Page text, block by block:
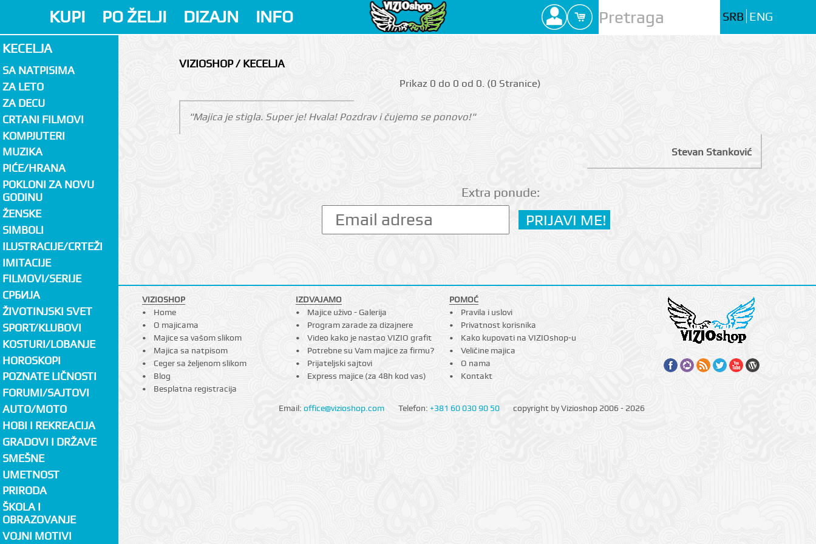
KUPI PO ŽELJI DIZAJN INFO SRB ENG
KECELJA
SA NATPISIMA
ZA LETO
ZA DECU
CRTANI FILMOVI
KOMPJUTERI
MUZIKA
PIĆE/HRANA
POKLONI ZA NOVU
GODINU
ŽENSKE
SIMBOLI
ILUSTRACIJE/CRTEŽI
IMITACIJE
FILMOVI/SERIJE
СРБИЈА
ŽIVOTINJSKI SVET
SPORT/KLUBOVI
KOSTURI/LOBANJE
HOROSKOPI
POZNATE LIČNOSTI
FORUMI/SAJTOVI
AUTO/MOTO
HOBI I REKREACIJA
GRADOVI I DRŽAVE
SMEŠNE
UMETNOST
PRIRODA
ŠKOLA I
OBRAZOVANJE
VOJNI MOTIVI
VIZIOSHOP / KECELJA
Prikаz 0 do 0 оd 0. (0 Strаnicе)
"Majica je stigla. Super je! Hvala! Pozdrav i čujemo se ponovo!"
Stevan Stanković
Extra ponude:
VIZIOSHOP
Home
O majicama
Majice sa vašom slikom
Majica sa natpisom
Ceger sa željenom slikom
Blog
Besplatna registracija
IZDVAJAMO
Majice uživo - Galerija
Program zarade za dizajnere
Video kako je nastao VIZIO grafit
Potrebne su Vam majice za firmu?
Prijateljski sajtovi
Express majice (za 48h kod vas)
POMOĆ
Pravila i uslovi
Privatnost korisnika
Kako kupovati na VIZIOshop-u
Veličine majica
O nama
Kontakt
Email: office@vizioshop.com Telefon: +381 60 030 90 50 copyright by Vizioshop 2006 - 2026